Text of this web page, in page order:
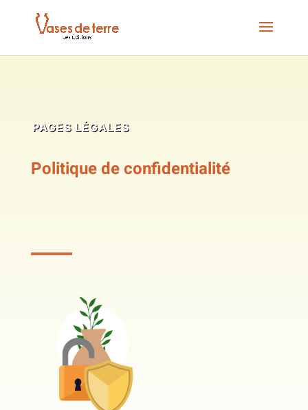
PAGES LÉGALES
Politique de confidentialité